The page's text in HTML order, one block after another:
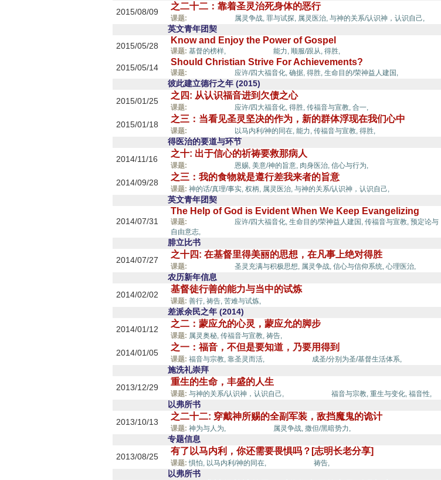
2015/08/09
之二十二：靠着圣灵治死身体的恶行
课题: 属灵争战, 罪与试探, 属灵医治, 与神的关系/认识神，认识自己,
英文青年团契
2015/05/28
Know and Enjoy the Power of Gospel
课题: 基督的榜样, 能力, 顺服/跟从, 得胜,
2015/05/14
Should Christian Strive For Achievements?
课题: 应许/四大福音化, 确据, 得胜, 生命目的/荣神益人建国,
彼此建立德行之年 (2015)
2015/01/25
之四: 从认识福音进到欠债之心
课题: 应许/四大福音化, 得胜, 传福音与宣教, 合一,
2015/01/18
之三：当看见圣灵坚决的作为，新的群体浮现在我们心中
课题: 以马内利/神的同在, 能力, 传福音与宣教, 得胜,
得医治的要道与环节
2014/11/16
之十: 出于信心的祈祷要救那病人
课题: 恩赐, 美意/神的旨意, 肉身医治, 信心与行为,
2014/09/28
之三：我的食物就是遵行差我来者的旨意
课题: 神的话/真理/事实, 权柄, 属灵医治, 与神的关系/认识神，认识自己,
英文青年团契
2014/07/31
The Help of God is Evident When We Keep Evangelizing
课题: 应许/四大福音化, 生命目的/荣神益人建国, 传福音与宣教, 预定论与
自由意志,
腓立比书
2014/07/27
之十四: 在基督里得美丽的思想，在凡事上绝对得胜
课题: 圣灵充满与积极思想, 属灵争战, 信心与信仰系统, 心理医治,
农历新年信息
2014/02/02
基督徒行善的能力与当中的试炼
课题: 善行, 祷告, 苦难与试炼,
差派余民之年 (2014)
2014/01/12
之二：蒙应允的心灵，蒙应允的脚步
课题: 属灵奥秘, 传福音与宣教, 祷告,
2014/01/05
之一：福音，不但是要知道，乃要用得到
课题: 福音与宗教, 靠圣灵而活, 成圣/分别为圣/基督生活体系,
施洗礼崇拜
2013/12/29
重生的生命，丰盛的人生
课题: 与神的关系/认识神，认识自己, 福音与宗教, 重生与变化, 福音性,
以弗所书
2013/10/13
之二十二: 穿戴神所赐的全副军装，敌挡魔鬼的诡计
课题: 神为与人为, 属灵争战, 撒但/黑暗势力,
专题信息
2013/08/25
有了以马内利，你还需要畏惧吗？[志明长老分享]
课题:惧怕, 以马内利/神的同在, 祷告,
以弗所书